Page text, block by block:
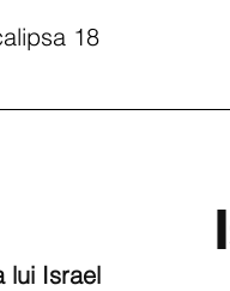
18
lui Israel